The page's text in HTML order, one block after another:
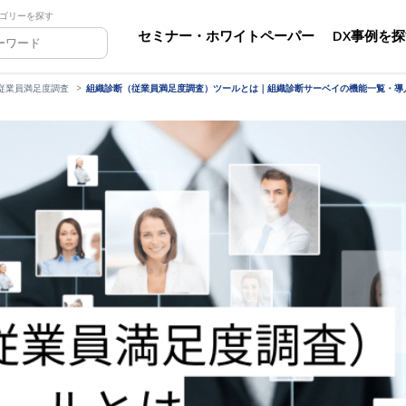
リーを探す
セミナー・ホワイトペーパー DX事例を
業員満足度調査 組織診断（従業員満足度調査）ツールとは｜組織診断サーベイの機能一覧・